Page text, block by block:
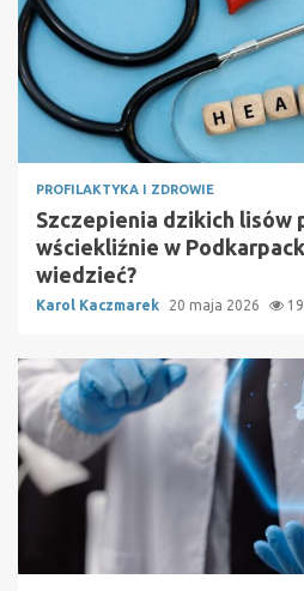
PROFILAKTYKA I ZDROWIE
Szczepienia dzikich lisów
wściekliźnie w
wiedzieć?
Karol Kaczmarek 20 maja 2026